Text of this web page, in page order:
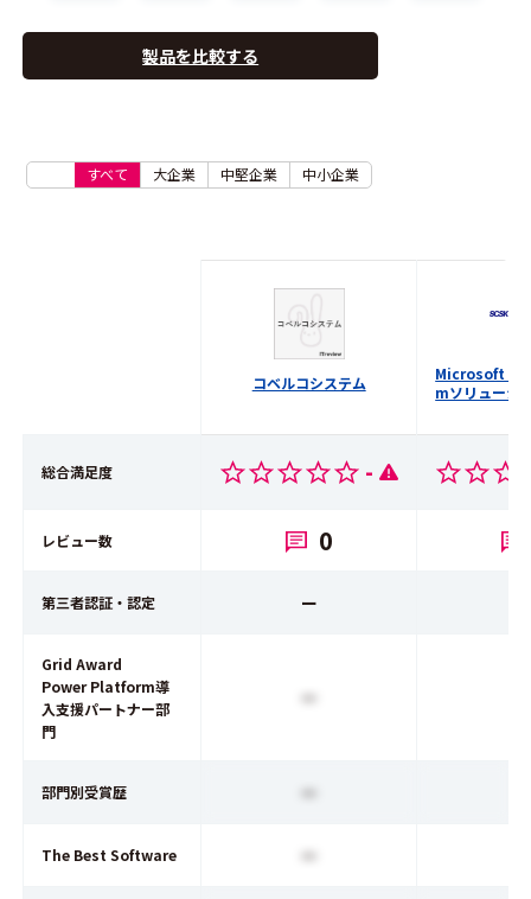
製品を比較する
すべて 大企業 中堅企業 中小企業
コベルコシステム
Microsoft
mソリューシ
総合満足度 -
レビュー数 0
第三者認証・認定 ー
Grid Award
Power Platform導
入支援パートナー部
門
ー
部門別受賞歴 ー
The Best Software ー